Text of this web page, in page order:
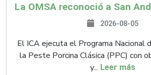
2026-08-05
El ICA ejecuta el Programa Nacional
la Peste Porcina Clásica (PPC) con
y... Leer más